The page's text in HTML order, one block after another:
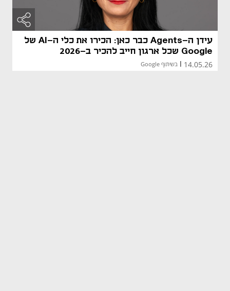
עידן ה-Agents כבר כאן: הכירו את כלי ה-AI של
Google שכל ארגון חייב להכיר ב-2026
14.05.26 בשיתוף Google